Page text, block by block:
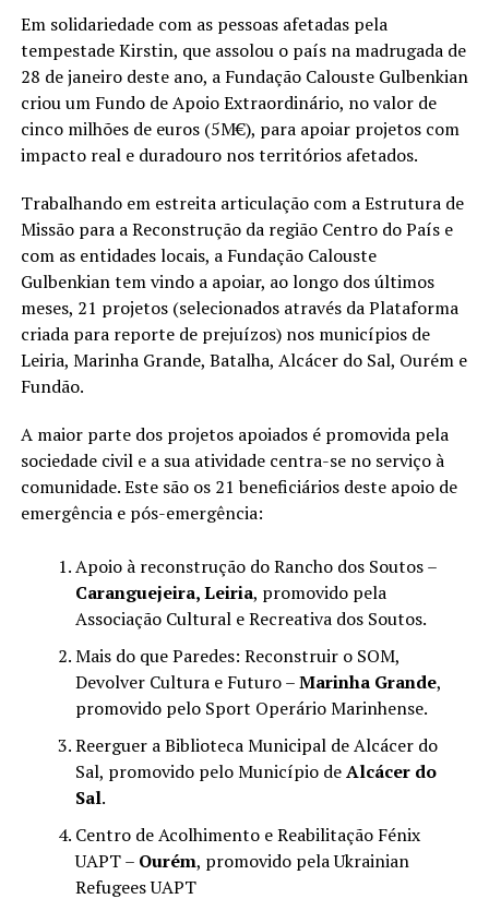
Em solidariedade com as pessoas afetadas pela
tempestade Kirstin, que assolou o país na madrugada de
28 de janeiro deste ano, a Fundação Calouste Gulbenkian
criou um Fundo de Apoio Extraordinário, no valor de
cinco milhões de euros (5M€), para apoiar projetos com
impacto real e duradouro nos territórios afetados.
Trabalhando em estreita articulação com a Estrutura de
Missão para a Reconstrução da região Centro do País e
com as entidades locais, a Fundação Calouste
Gulbenkian tem vindo a apoiar, ao longo dos últimos
meses, 21 projetos (selecionados através da Plataforma
criada para reporte de prejuízos) nos municípios de
Leiria, Marinha Grande, Batalha, Alcácer do Sal, Ourém e
Fundão.
A maior parte dos projetos apoiados é promovida pela
sociedade civil e a sua atividade centra-se no serviço à
comunidade. Este são os 21 beneficiários deste apoio de
emergência e pós-emergência:
Apoio à reconstrução do Rancho dos Soutos –
Caranguejeira, Leiria, promovido pela
Associação Cultural e Recreativa dos Soutos.
Mais do que Paredes: Reconstruir o SOM,
Devolver Cultura e Futuro –Marinha Grande,
promovido pelo Sport Operário Marinhense.
Reerguer a Biblioteca Municipal de Alcácer do
Sal, promovido pelo Município deAlcácer do
Sal.
Centro de Acolhimento e Reabilitação Fénix
UAPT – Ourém, promovido pela Ukrainian
Refugees UAPT